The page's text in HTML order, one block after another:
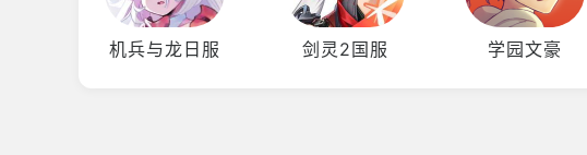
机兵与龙日服 剑灵2国服 学园文豪